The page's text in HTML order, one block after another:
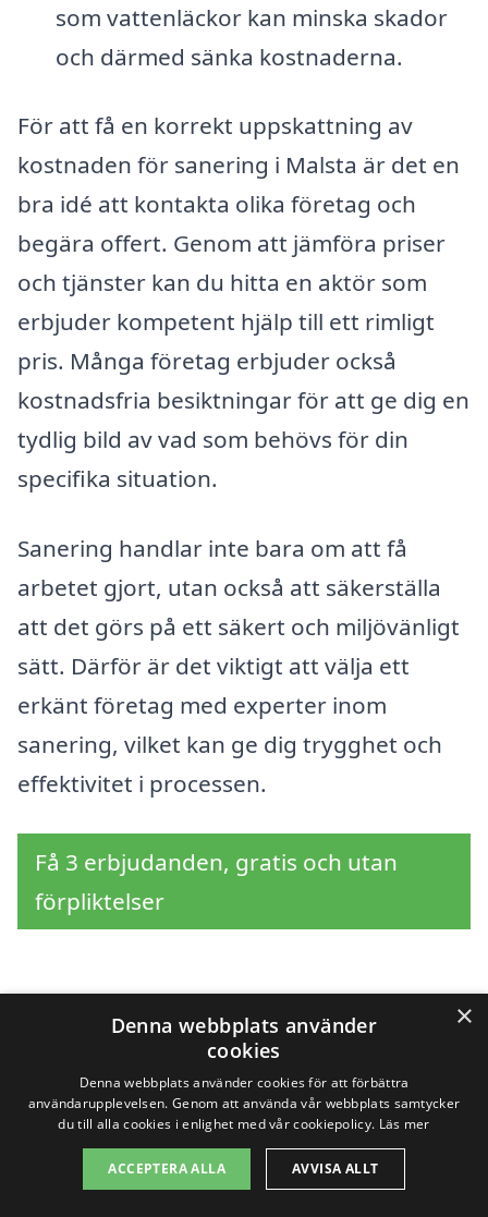
som vattenläckor kan minska skador
och därmed sänka kostnaderna.
För att få en korrekt uppskattning av
kostnaden för sanering i Malsta är det en
bra idé att kontakta olika företag och
begära offert. Genom att jämföra priser
och tjänster kan du hitta en aktör som
erbjuder kompetent hjälp till ett rimligt
pris. Många företag erbjuder också
kostnadsfria besiktningar för att ge dig en
tydlig bild av vad som behövs för din
specifika situation.
Sanering handlar inte bara om att få
arbetet gjort, utan också att säkerställa
att det görs på ett säkert och miljövänligt
sätt. Därför är det viktigt att välja ett
erkänt företag med experter inom
sanering, vilket kan ge dig trygghet och
effektivitet i processen.
Få 3 erbjudanden, gratis och utan
förpliktelser
Sök efter en
professionell för
sanering i andra städer
nära Malsta
×
Denna webbplats använder
cookies
Denna webbplats använder cookies för att förbättra
användarupplevelsen. Genom att använda vår webbplats samtycker
du till alla cookies i enlighet med vår cookiepolicy. Läs mer
ACCEPTERA ALLA AVVISA ALLT